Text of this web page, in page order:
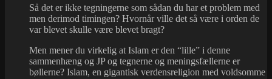
Så det er ikke tegningerne som sådan du har et problem med
men derimod timingen? Hvornår ville det så være i orden de
var blevet skulle være blevet bragt?
Men mener du virkelig at Islam er den “lille” i denne
sammenhæng og JP og tegnerne og meningsfællerne er
bøllerne? Islam, en gigantisk verdensreligion med voldsomme